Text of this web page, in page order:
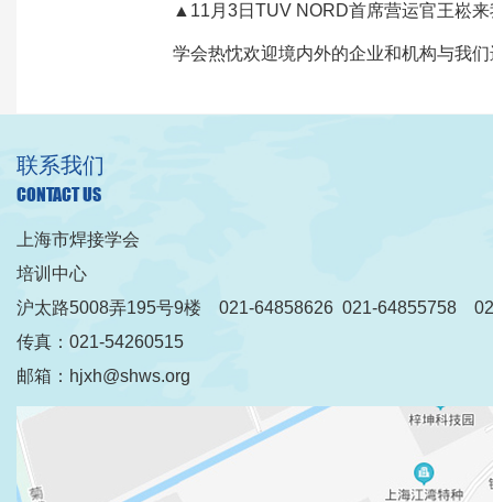
▲11月3日TUV NORD首席营运官王崧
学会热忱欢迎境内外的企业和机构与我
联系我们
CONTACT US
上海市焊接学会
培训中心
沪太路5008弄195号9楼 021-64858626 021-64855758
传真：021-54260515
邮箱：hjxh@shws.org